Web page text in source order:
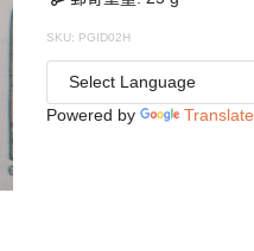
SKU: PGID02H
Powered by Translate